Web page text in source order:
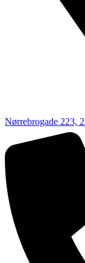
Nørrebrogade 223,